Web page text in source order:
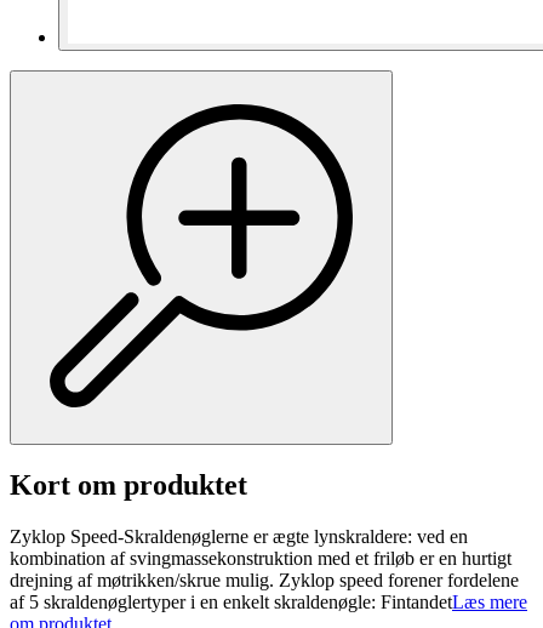
Kort om produktet
Zyklop Speed-Skraldenøglerne er ægte lynskraldere: ved en
kombination af svingmassekonstruktion med et friløb er en hurtigt
drejning af møtrikken/skrue mulig. Zyklop speed forener fordelene
af 5 skraldenøglertyper i en enkelt skraldenøgle: FintandetLæs mere